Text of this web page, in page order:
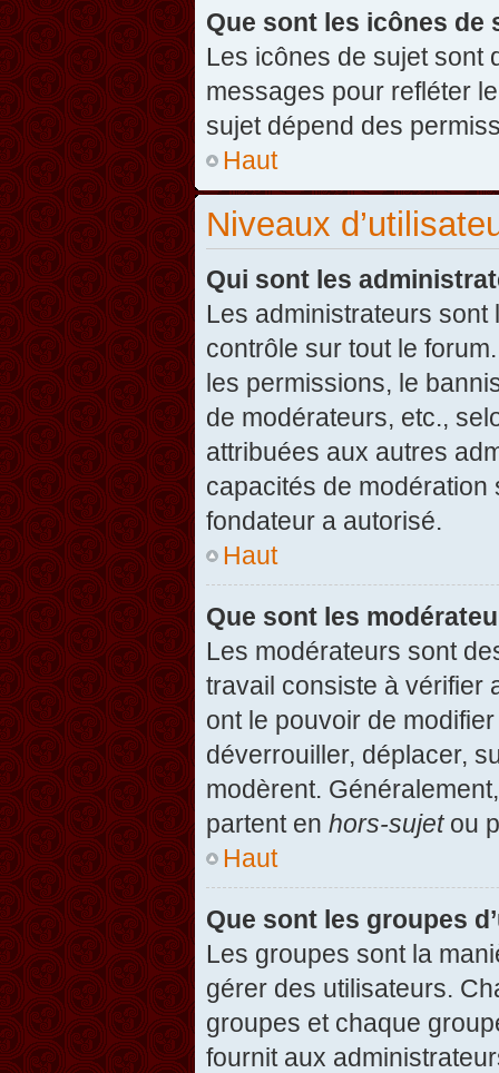
Que sont les icônes de
Les icônes de sujet sont
messages pour refléter
sujet dépend des
Haut
Niveaux
Qui sont les
Les administrateurs
contrôle sur tout le
les permissions, le
de modérateurs, etc.,
attribuées aux autres
capacités de modération
fondateur a autorisé.
Haut
Que sont les
Les modérateurs sont
travail consiste à vérifier
ont le pouvoir de
déverrouiller, déplacer,
modèrent.
partent en hors-sujetou
Haut
Que sont les groupes
Les groupes sont la
gérer des utilisateurs.
groupes et chaque
fournit aux